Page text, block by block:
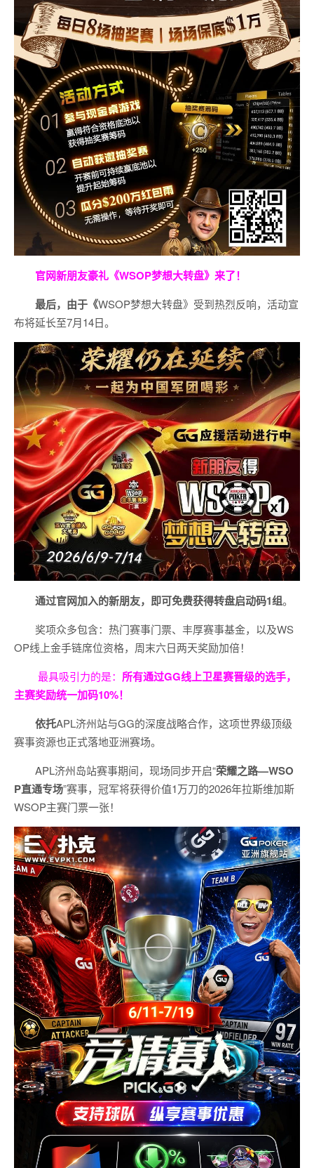
官网新朋友豪礼 《WSOP梦想大转盘》来了！
最后，由于《WSOP梦想大转盘》受到热烈反响，活动宣
布将延长至7月14日。
通过官网加入的新朋友，即可免费获得转盘启动码1组。
奖项众多包含：热门赛事门票、丰厚赛事基金，以及WS
OP线上金手链席位资格， 周末六日两天奖励加倍！
最具吸引力的是： 所有通过GG线上卫星赛晋级的选手，
主赛奖励统一加码10%！
依托APL济州站与GG的深度战略合作，这项世界级顶级
赛事资源也正式落地亚洲赛场。
APL济州岛站赛事期间，现场同步开启“荣耀之路—WSO
P直通专场”赛事，冠军将获得价值1万刀的2026年拉斯维加斯
WSOP主赛门票一张！